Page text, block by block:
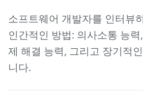
소프트웨어 개발자를 인터뷰
인간적인 방법: 의사소통 능
제 해결 능력, 그리고 장기적
니다.